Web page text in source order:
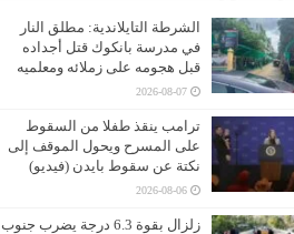
الشرطة التايلاندية: مطلق النار
في مدرسة بانكوك قتل أجداده
قبل هجومه على زملائه ومعلميه
2026-08-07
ترامب ينقذ طفلا من السقوط
على المسرح ويحول الموقف إلى
نكتة عن سقوط بايدن (فيديو)
2026-08-06
زلزال بقوة 6.3 درجة يضرب جنوب